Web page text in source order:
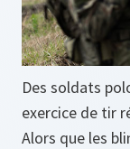
Des soldats
exercice de tir
Alors que les